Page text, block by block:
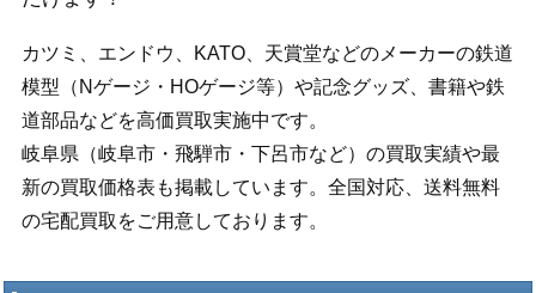
カツミ、エンドウ、KATO、天賞堂などのメーカーの鉄道
模型（Nゲージ・HOゲージ等）や記念グッズ、書籍や鉄
道部品などを高価買取実施中です。
岐阜県（岐阜市・飛騨市・下呂市など）の買取実績や最
新の買取価格表も掲載しています。全国対応、送料無料
の宅配買取をご用意しております。